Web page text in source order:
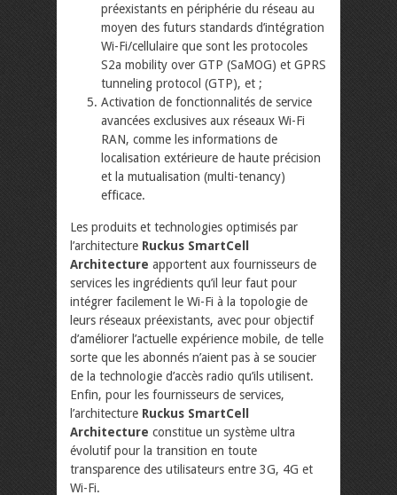
préexistants en périphérie du réseau au
moyen des futurs standards d’intégration
Wi-Fi/cellulaire que sont les protocoles
S2a mobility over GTP (SaMOG) et GPRS
tunneling protocol (GTP), et ;
Activation de fonctionnalités de service
avancées exclusives aux réseaux Wi-Fi
RAN, comme les informations de
localisation extérieure de haute précision
et la mutualisation (multi-tenancy)
efficace.
Les produits et technologies optimisés par
l’architecture Ruckus SmartCell
Architecture apportent aux fournisseurs de
services les ingrédients qu’il leur faut pour
intégrer facilement le Wi-Fi à la topologie de
leurs réseaux préexistants, avec pour objectif
d’améliorer l’actuelle expérience mobile, de telle
sorte que les abonnés n’aient pas à se soucier
de la technologie d’accès radio qu’ils utilisent.
Enfin, pour les fournisseurs de services,
l’architecture Ruckus SmartCell
Architecture constitue un système ultra
évolutif pour la transition en toute
transparence des utilisateurs entre 3G, 4G et
Wi-Fi.